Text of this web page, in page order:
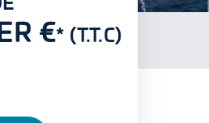
€* (T.T.C)